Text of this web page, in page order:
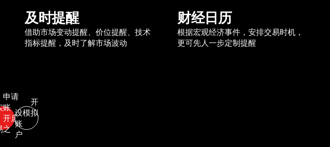
及时提醒
借助市场变动提醒、价位提醒、技术
指标提醒，及时了解市场波动
财经日历
根据宏观经济事件，安排交易时机，
更可先人一步定制提醒